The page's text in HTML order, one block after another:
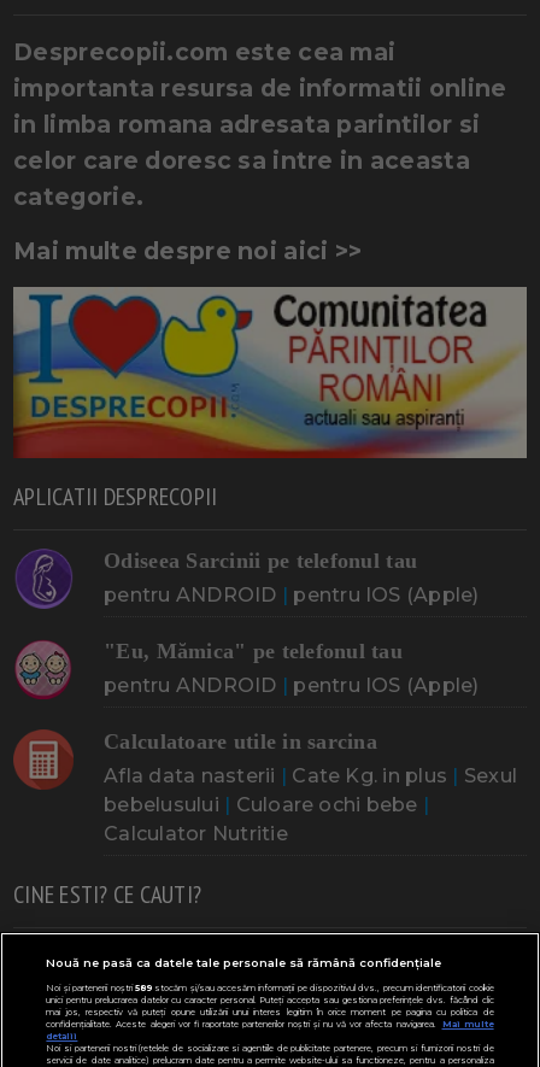
Desprecopii.com este cea mai
importanta resursa de informatii online
in limba romana adresata parintilor si
celor care doresc sa intre in aceasta
categorie.
Mai multe despre noi aici >>
APLICATII DESPRECOPII
Odiseea Sarcinii pe telefonul tau
pentru ANDROID | pentru IOS (Apple)
"Eu, Mămica" pe telefonul tau
pentru ANDROID | pentru IOS (Apple)
Calculatoare utile in sarcina
Afla data nasterii | Cate Kg. in plus | Sexul
bebelusului | Culoare ochi bebe |
Calculator Nutritie
CINE ESTI? CE CAUTI?
Doresc un copil Adoptia Probleme cu sarcina
Urmeaza sa nasc Probleme alaptare Bebe plange
Bebe febra Caut bona Cresa, Gradinta
Nouă ne pasă ca datele tale personale să rămână confidențiale
Noi și partenerii noștri589stocăm și/sau accesăm informații pe dispozitivul dvs., precum identificatorii cookie
unici pentru prelucrarea datelor cu caracter personal. Puteți accepta sau gestiona preferințele dvs. făcând clic
mai jos, respectiv vă puteți opune utilizării unui interes legitim în orice moment pe pagina cu politica de
confidențialitate. Aceste alegeri vor fi raportate partenerilor noștri și nu vă vor afecta navigarea.
Mai multe
detalii
Noi si partenerii nostri (retelele de socializare si agentiile de publicitate partenere, precum si furnizorii nostri de
servicii de date analitice) prelucram date pentru a permite website-ului sa functioneze, pentru a personaliza